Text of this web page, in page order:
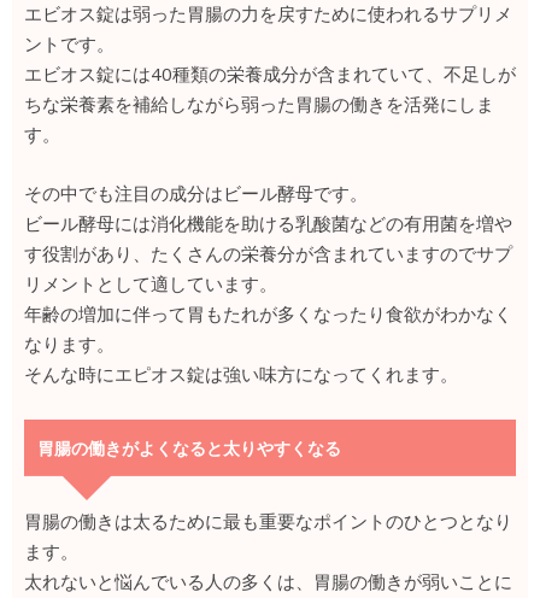
エビオス錠は弱った胃腸の力を戻すために使われるサプリメ
ントです。
エビオス錠には40種類の栄養成分が含まれていて、不足しが
ちな栄養素を補給しながら弱った胃腸の働きを活発にしま
す。
その中でも注目の成分はビール酵母です。
ビール酵母には消化機能を助ける乳酸菌などの有用菌を増や
す役割があり、たくさんの栄養分が含まれていますのでサプ
リメントとして適しています。
年齢の増加に伴って胃もたれが多くなったり食欲がわかなく
なります。
そんな時にエピオス錠は強い味方になってくれます。
胃腸の働きがよくなると太りやすくなる
胃腸の働きは太るために最も重要なポイントのひとつとなり
ます。
太れないと悩んでいる人の多くは、胃腸の働きが弱いことに